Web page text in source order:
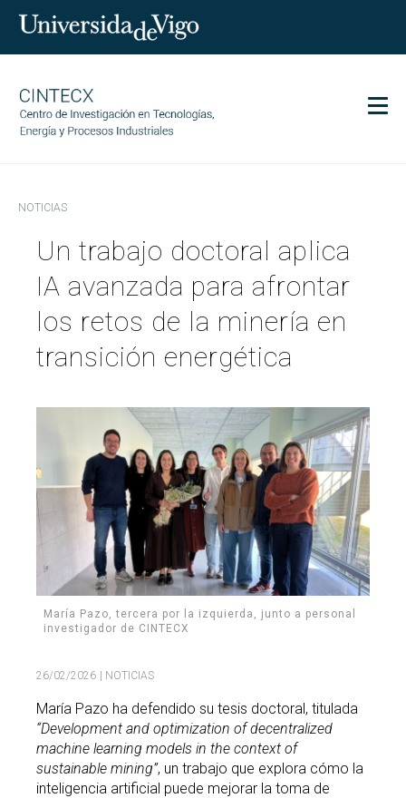
Investigación
Transferencia
Servicios
Igualdad
Search
Buscar
por:
BUSCARTwitterInstagramYoutubeLinkedin
NOTICIAS
Un trabajo doctoral aplica
IA avanzada para afrontar
los retos de la minería en
transición energética
María Pazo, tercera por la izquierda, junto a personal
investigador de CINTECX
26/02/2026 | NOTICIAS
María Pazo ha defendido su tesis doctoral, titulada
“Development and optimization of decentralized
machine learning models in the context of
sustainable mining”, un trabajo que explora cómo la
inteligencia artificial puede mejorar la toma de